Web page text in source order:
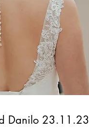
Danilo 23.11.23